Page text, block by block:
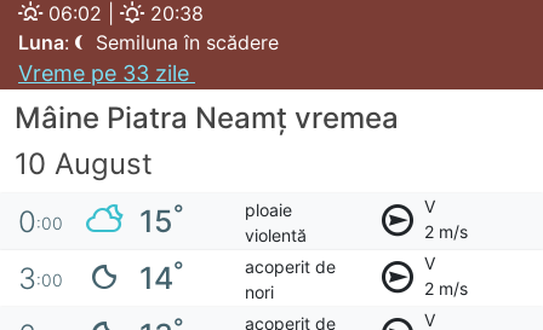
06:02 |
20:38
Luna: Semiluna în scădere
Vreme pe 33 zile
Mâine Piatra Neamț vremea
10 August
0:00 15°
ploaie
violentă
V
2 m/s
3:00 14°
acoperit de
nori
V
2 m/s
acoperit de V